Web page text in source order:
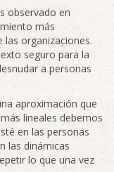
observado en
más
las organizaciones.
seguro para la
a personas
aproximación que
lineales debemos
en las personas
las dinámicas
lo que una vez